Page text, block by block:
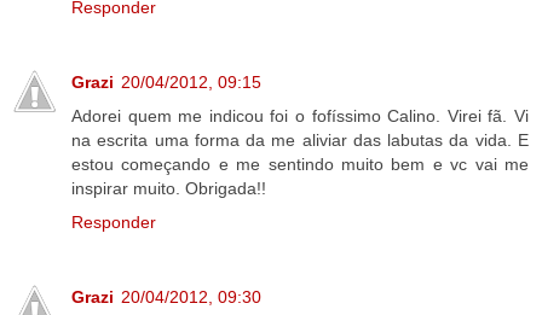
Responder
Grazi 20/04/2012, 09:15
Adorei quem me indicou foi o fofíssimo Calino. Virei fã. Vi
na escrita uma forma da me aliviar das labutas da vida. E
estou começando e me sentindo muito bem e vc vai me
inspirar muito. Obrigada!!
Responder
Grazi 20/04/2012, 09:30